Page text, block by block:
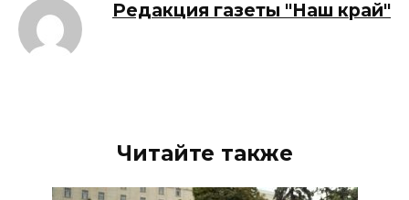
Редакция газеты "Наш край"
Читайте также